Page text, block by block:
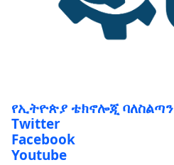
የኢትዮጵያ ቴክኖሎጂ ባለስልጣን
Twitter
Facebook
Youtube